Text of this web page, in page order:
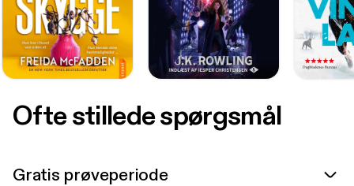
Ofte stillede spørgsmål
Gratis prøveperiode